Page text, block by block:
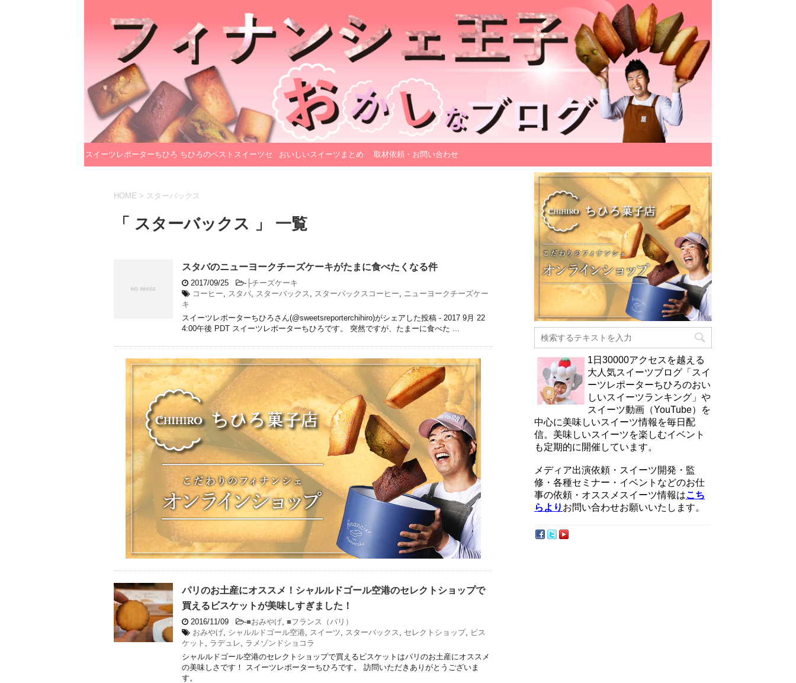
スイーツレポーターちひろ ちひろのベストスイーツセ おいしいスイーツまとめ 取材依頼・お問い合わせ
HOME > スターバックス
「 スターバックス 」 一覧
スタバのニューヨークチーズケーキがたまに食べたくなる件
2017/09/25 - ├チーズケーキ
コーヒー
スタバ スターバックス スターバックスコーヒー
ニューヨークチーズケー
キ
スイーツレポーターちひろさん(@sweetsreporterchihiro)がシェアした投稿 - 2017 9月 22
4:00午後 PDT スイーツレポーターちひろです。 突然ですが、たまーに食べた ...
パリのお土産にオススメ！シャルルドゴール空港のセレクトショップで
買えるビスケットが美味しすぎました！
2016/11/09 -■おみやげ ■フランス（パリ）
おみやげ シャルルドゴール空港 スイーツ スターバックス セレクトショップ, ビス
ケット
ラデュレ
ラメゾンドショコラ
シャルルドゴール空港のセレクトショップで買えるビスケットはパリのお土産にオススメ
の美味しさです！ スイーツレポーターちひろです。 訪問いただきありがとうございま
す。
1日30000アクセスを越える
大人気スイーツブログ「スイ
ーツレポーターちひろのおい
しいスイーツランキング」や
スイーツ動画（YouTube）を
中心に美味しいスイーツ情報を毎日配
信。美味しいスイーツを楽しむイベント
も定期的に開催しています。
メディア出演依頼・スイーツ開発・監
修・各種セミナー・イベントなどのお仕
事の依頼・オススメスイーツ情報はこち
らより お問い合わせお願いいたします。